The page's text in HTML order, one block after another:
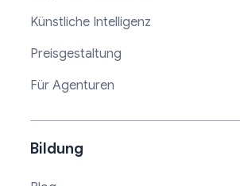
Künstliche Intelligenz
Preisgestaltung
Für Agenturen
Bildung